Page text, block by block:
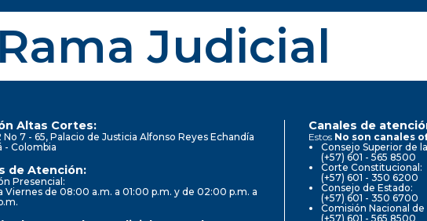
Rama Judicial
Altas Cortes:
No 7 - 65, Palacio de Justicia Alfonso Reyes Echandía
- Colombia
de Atención:
Presencial:
Viernes de 08:00 a.m. a 01:00 p.m. y de 02:00 p.m. a
Canales de
Estos No son canales
Consejo Superior de
(+57) 601 - 565 8500
Corte Constitucional:
(+57) 601 - 350 6200
Consejo de Estado:
(+57) 601 - 350 6700
Comisión Nacional de
(+57) 601 - 565 8500